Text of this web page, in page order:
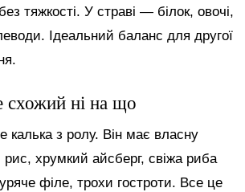
тяжкості. У страві — білок, овочі,
Ідеальний баланс для другої
схожий ні на що
калька з ролу. Він має власну
рис, хрумкий айсберг, свіжа риба
філе, трохи гостроти. Все це